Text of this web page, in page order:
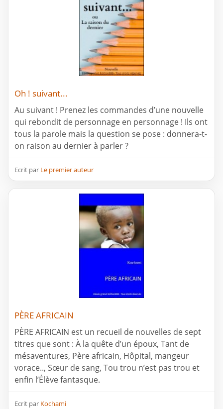
Oh ! suivant...
Au suivant ! Prenez les commandes d’une nouvelle
qui rebondit de personnage en personnage ! Ils ont
tous la parole mais la question se pose : donnera-t-
on raison au dernier à parler ?
Ecrit par Le premier auteur
PÈRE AFRICAIN
PÈRE AFRICAIN est un recueil de nouvelles de sept
titres que sont : À la quête d’un époux, Tant de
mésaventures, Père africain, Hôpital, mangeur
vorace.., Sœur de sang, Tou trou n’est pas trou et
enfin l’Élève fantasque.
Ecrit par Kochami